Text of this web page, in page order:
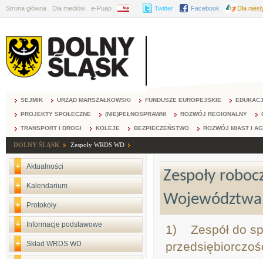
Strona główna Dla mediów e-Puap BIP Twitter Facebook Dla
SEJMIK URZĄD MARSZAŁKOWSKI FUNDUSZE EUROPEJSKIE
PROJEKTY SPOŁECZNE (NIE)PEŁNOSPRAWNI ROZWÓJ REGIONALNY
TRANSPORT I DROGI KOLEJE BEZPIECZEŃSTWO ROZWÓJ MIAST I
DOLNY ŚLĄSK Zespoły WRDS WD
Aktualności
Kalendarium
Protokoły
Informacje podstawowe
Skład WRDS WD
Zespoły
1) Zespół do